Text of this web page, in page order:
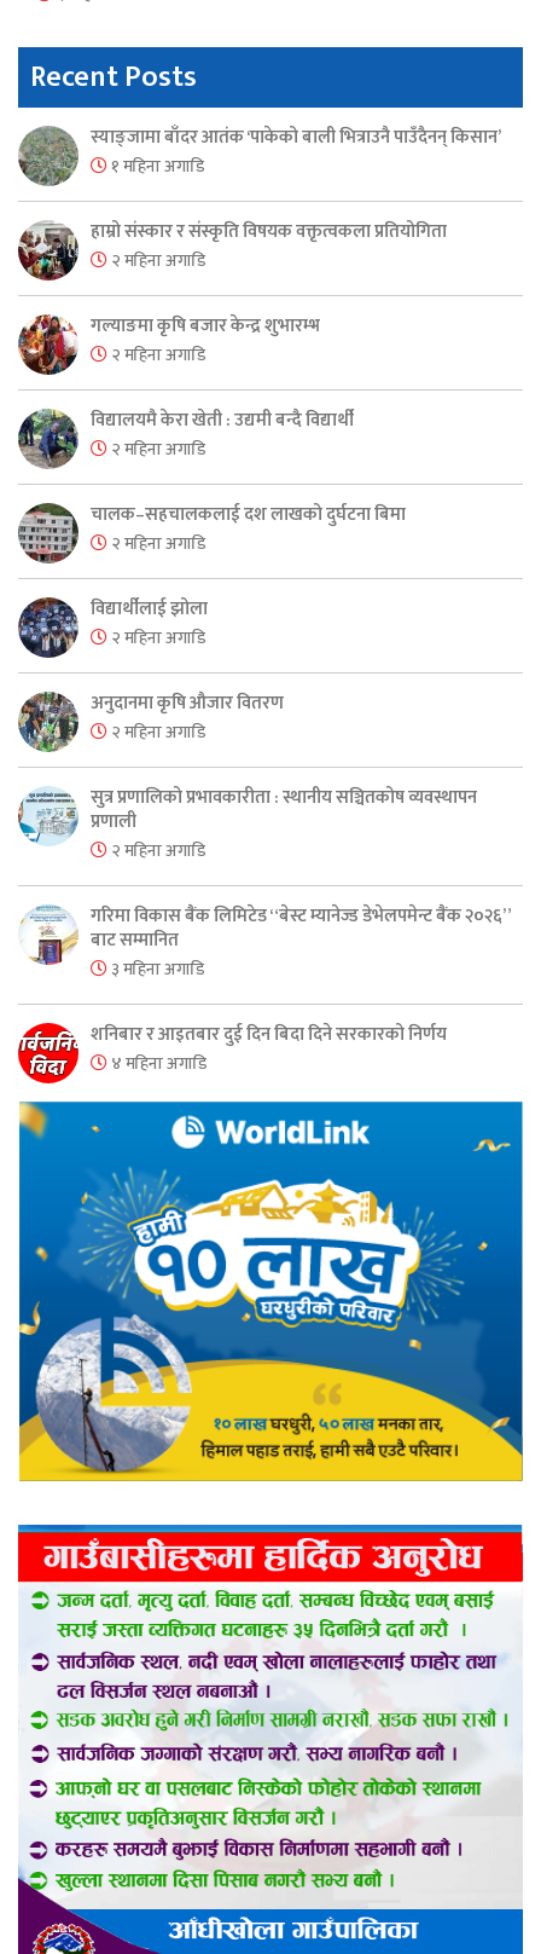
Recent Posts
स्याङ्जामा बाँदर आतंक ‘पाकेको बाली भित्राउनै पाउँदैनन् किसान’
१ महिना अगाडि
हाम्रो संस्कार र संस्कृति विषयक वक्तृत्वकला प्रतियोगिता
२ महिना अगाडि
गल्याङमा कृषि बजार केन्द्र शुभारम्भ
२ महिना अगाडि
विद्यालयमै केरा खेती : उद्यमी बन्दै विद्यार्थी
२ महिना अगाडि
चालक–सहचालकलाई दश लाखको दुर्घटना बिमा
२ महिना अगाडि
विद्यार्थीलाई झोला
२ महिना अगाडि
अनुदानमा कृषि औजार वितरण
२ महिना अगाडि
सुत्र प्रणालिको प्रभावकारीता : स्थानीय सञ्चितकोष व्यवस्थापन
प्रणाली
२ महिना अगाडि
गरिमा विकास बैंक लिमिटेड “बेस्ट म्यानेज्ड डेभेलपमेन्ट बैंक २०२६”
बाट सम्मानित
३ महिना अगाडि
शनिबार र आइतबार दुई दिन बिदा दिने सरकारको निर्णय
४ महिना अगाडि